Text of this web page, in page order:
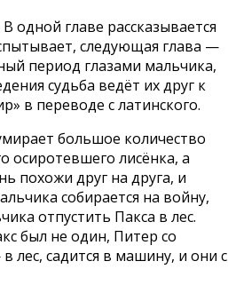
одной главе рассказывается
следующая глава —
период глазами мальчика,
судьба ведёт их друг к
в переводе с латинского.
большое количество
осиротевшего лисёнка, а
похожи друг на друга, и
собирается на войну,
отпустить Пакса в лес.
был не один, Питер со
лес, садится в машину, и они с